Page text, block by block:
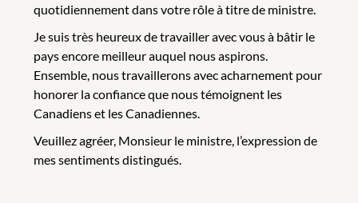
quotidiennement dans votre rôle à titre de ministre.
Je suis très heureux de travailler avec vous à bâtir le
pays encore meilleur auquel nous aspirons.
Ensemble, nous travaillerons avec acharnement pour
honorer la confiance que nous témoignent les
Canadiens et les Canadiennes.
Veuillez agréer, Monsieur le ministre, l’expression de
mes sentiments distingués.